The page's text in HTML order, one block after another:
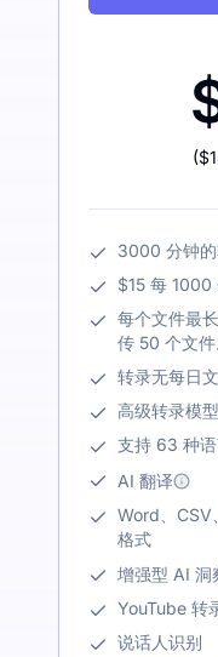
(
3000 分钟的
$15 每 1000
每个文件最
传 50 个文件
转录无每日
高级转录模
支持 63 种
AI 翻译
Word、CSV
格式
增强型 AI 洞
YouTube 转
说话人识别